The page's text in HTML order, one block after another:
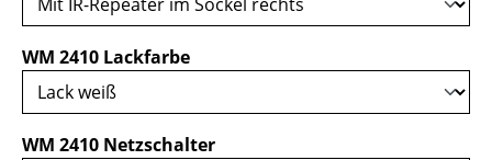
WM 2410 Lackfarbeauswählen
WM 2410 Netzschalterauswählen